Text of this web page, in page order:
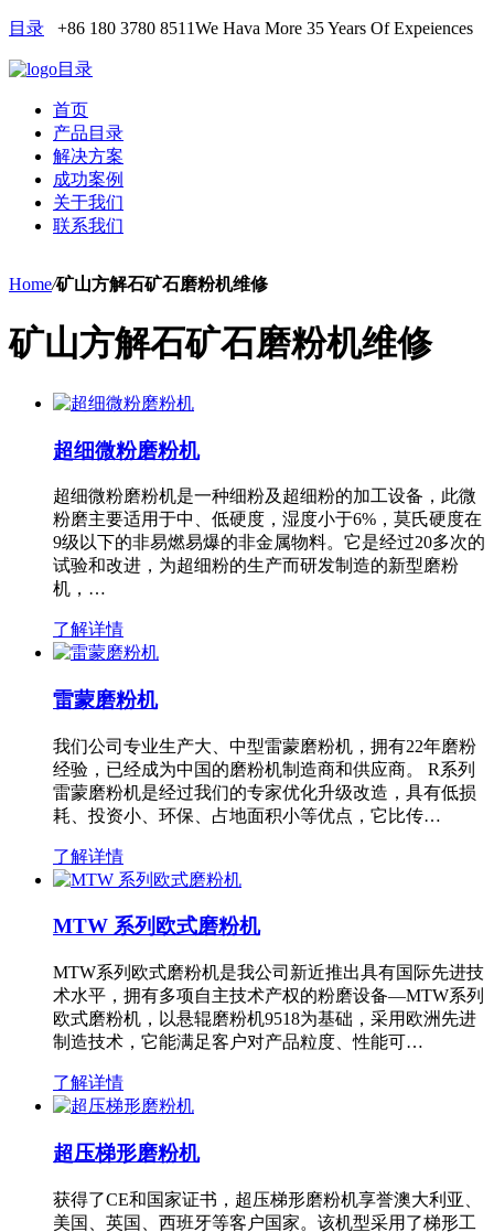
目录 +86 180 3780 8511We Hava More 35 Years Of Expeiences
目录
首页
产品目录
解决方案
成功案例
关于我们
联系我们
Home/矿山方解石矿石磨粉机维修
矿山方解石矿石磨粉机维修
超细微粉磨粉机
超细微粉磨粉机是一种细粉及超细粉的加工设备，此微
粉磨主要适用于中、低硬度，湿度小于6%，莫氏硬度在
9级以下的非易燃易爆的非金属物料。它是经过20多次的
试验和改进，为超细粉的生产而研发制造的新型磨粉
机，…
了解详情
雷蒙磨粉机
我们公司专业生产大、中型雷蒙磨粉机，拥有22年磨粉
经验，已经成为中国的磨粉机制造商和供应商。 R系列
雷蒙磨粉机是经过我们的专家优化升级改造，具有低损
耗、投资小、环保、占地面积小等优点，它比传…
了解详情
MTW 系列欧式磨粉机
MTW系列欧式磨粉机是我公司新近推出具有国际先进技
术水平，拥有多项自主技术产权的粉磨设备—MTW系列
欧式磨粉机，以悬辊磨粉机9518为基础，采用欧洲先进
制造技术，它能满足客户对产品粒度、性能可…
了解详情
超压梯形磨粉机
获得了CE和国家证书，超压梯形磨粉机享誉澳大利亚、
美国、英国、西班牙等客户国家。该机型采用了梯形工